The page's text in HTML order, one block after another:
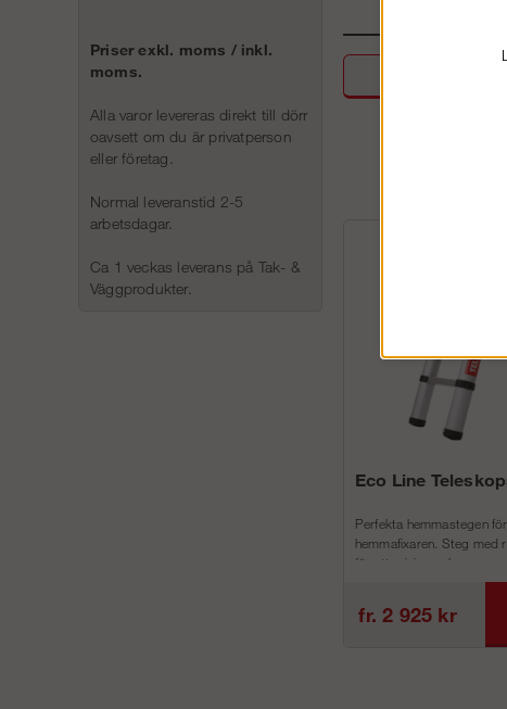
Priser exkl. moms / inkl.
moms.
Alla varor levereras direkt till dörr
oavsett om du är privatperson
eller företag.
Normal leveranstid 2-5
arbetsdagar.
Ca 1 veckas leverans på Tak- &
Väggprodukter.
Eco Line
Perfekta hemmastegen för
hemmafixaren. Steg med
för att minimera h...
fr. 2 925 kr